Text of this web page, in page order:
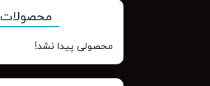
محصولات
محصولی پیدا نشد!